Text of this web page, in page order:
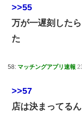
>>55
万が一遅刻した
た
58: マッチングアプリ速報
>>57
店は決まってるん